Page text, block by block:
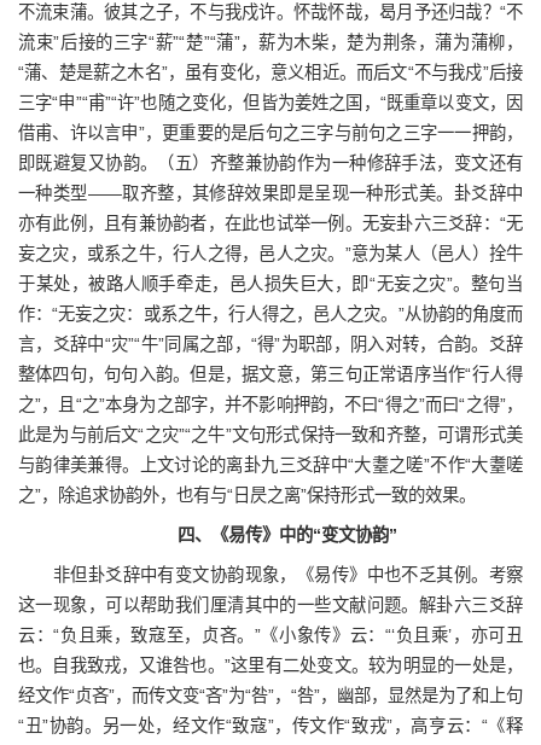
不流束蒲。彼其之子，不与我戍许。怀哉怀哉，曷月予还归哉？“不
流束”后接的三字“薪”“楚”“蒲”，薪为木柴，楚为荆条，蒲为蒲柳，
“蒲、楚是薪之木名”，虽有变化，意义相近。而后文“不与我戍”后接
三字“申”“甫”“许”也随之变化，但皆为姜姓之国，“既重章以变文，因
借甫、许以言申”，更重要的是后句之三字与前句之三字一一押韵，
即既避复又协韵。（五）齐整兼协韵作为一种修辞手法，变文还有
一种类型——取齐整，其修辞效果即是呈现一种形式美。卦爻辞中
亦有此例，且有兼协韵者，在此也试举一例。无妄卦六三爻辞：“无
妄之灾，或系之牛，行人之得，邑人之灾。”意为某人（邑人）拴牛
于某处，被路人顺手牵走，邑人损失巨大，即“无妄之灾”。整句当
作：“无妄之灾：或系之牛，行人得之，邑人之灾。”从协韵的角度而
言，爻辞中“灾”“牛”同属之部，“得”为职部，阴入对转，合韵。爻辞
整体四句，句句入韵。但是，据文意，第三句正常语序当作“行人得
之”，且“之”本身为之部字，并不影响押韵，不曰“得之”而曰“之得”，
此是为与前后文“之灾”“之牛”文句形式保持一致和齐整，可谓形式美
与韵律美兼得。上文讨论的离卦九三爻辞中“大耋之嗟”不作“大耋嗟
之”，除追求协韵外，也有与“日昃之离”保持形式一致的效果。
四、《易传》中的“变文协韵”
非但卦爻辞中有变文协韵现象，《易传》中也不乏其例。考察
这一现象，可以帮助我们厘清其中的一些文献问题。解卦六三爻辞
云：“负且乘，致寇至，贞吝。”《小象传》云：“‘负且乘’，亦可丑
也。自我致戎，又谁咎也。”这里有二处变文。较为明显的一处是，
经文作“贞吝”，而传文变“吝”为“咎”，“咎”，幽部，显然是为了和上句
“丑”协韵。另一处，经文作“致寇”，传文作“致戎”，高亨云：“《释